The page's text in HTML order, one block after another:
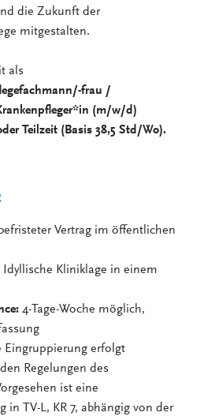
die Zukunft der
mitgestalten.
als
frau /
(m/w/d)
Teilzeit (Basis 38,5 Std/Wo).
Vertrag im öffentlichen
Idyllische Kliniklage in einem
4-Tage-Woche möglich,
Eingruppierung erfolgt
Regelungen des
ist eine
in TV-L, KR 7, abhängig von der